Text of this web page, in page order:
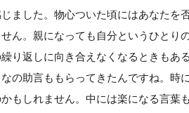
ました。物心ついた頃にはあなたを
ん。親になっても自分というひとり
り返しに向き合えなくなるときもあ
の助言ももらってきたんですね。時
もしれません。中には楽になる言葉